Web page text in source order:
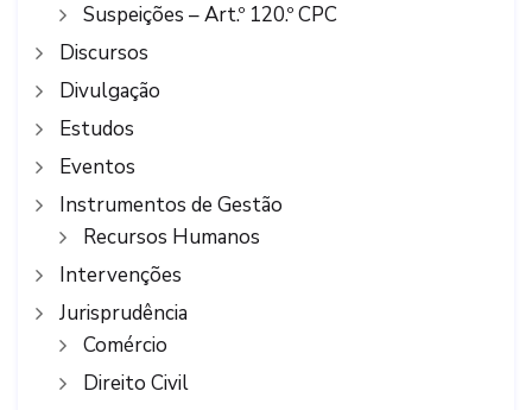
Suspeições – Art.º 120.º CPC
Discursos
Divulgação
Estudos
Eventos
Instrumentos de Gestão
Recursos Humanos
Intervenções
Jurisprudência
Comércio
Direito Civil